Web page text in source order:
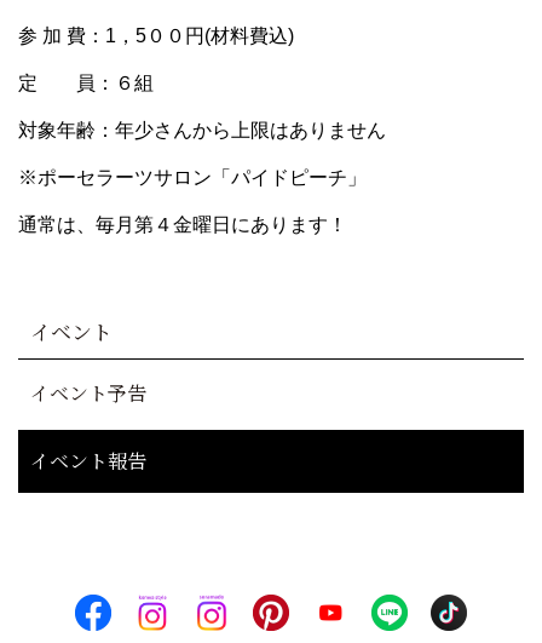
参 加 費：1，5００円(材料費込)
定 員：６組
対象年齢：年少さんから上限はありません
※ポーセラーツサロン「パイドピーチ」
通常は、毎月第４金曜日にあります！
イベント
イベント予告
イベント報告